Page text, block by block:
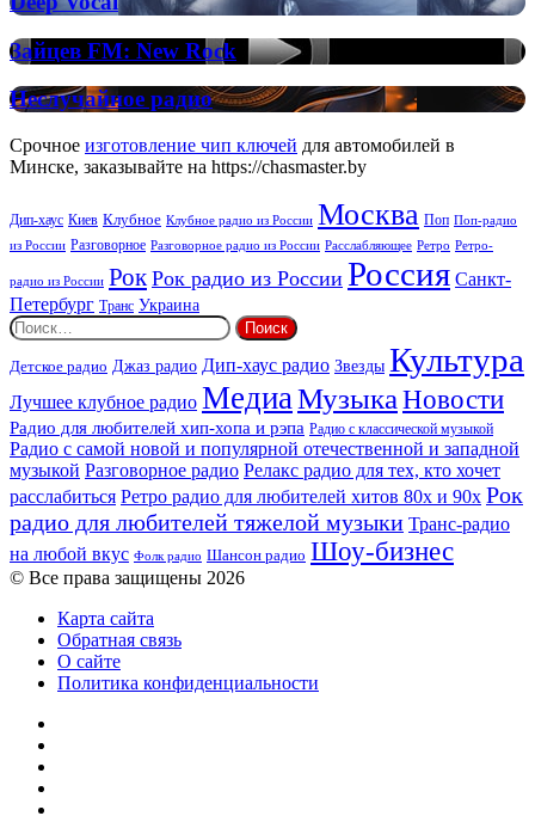
Vocal
House
Vocal
Зайцев
FM:
New
Rock
Зайцев FM: New Rock
Неслучайное
радио
Неслучайное радио
Срочное изготовление чип ключей для автомобилей в
Минске, заказывайте на https://chasmaster.by
Дип-хаус Киев Клубное Клубное радио из России Москва Поп Поп-радио
из России Разговорное Разговорное радио из России Расслабляющее Ретро Ретро-
радио из России Рок Рок радио из России Россия Санкт-
Петербург Транс Украина
Найти:
Детское радио Джаз радио Дип-хаус радио Звезды Культура
Лучшее клубное радио МедиаМузыкаНовости
Радио для любителей хип-хопа и рэпа Радио с классической музыкой
Радио с самой новой и популярной отечественной и западной
музыкой Разговорное радио Релакс радио для тех, кто хочет
расслабиться Ретро радио для любителей хитов 80х и 90х Рок
радио для любителей тяжелой музыки Транс-радио
на любой вкус Фолк радио Шансон радио Шоу-бизнес
© Все права защищены 2026
Карта сайта
Обратная связь
О сайте
Политика конфиденциальности